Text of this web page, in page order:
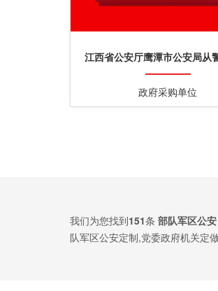
江西省公安厅鹰潭市公安局从
政府采购单位
我们为您找到151条 部队军区公安
队军区公安定制,党委政府机关定